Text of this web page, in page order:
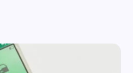
les nouveaux commentaires par